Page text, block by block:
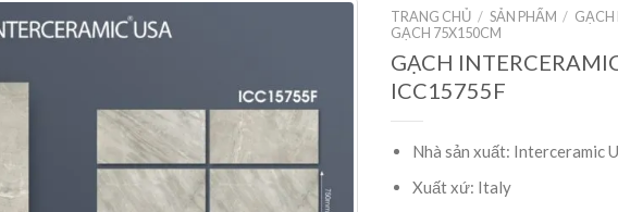
TRANG CHỦ / SẢN PHẨM / GẠCH
GẠCH 75X150CM
GẠCH
ICC15755F
Nhà sản xuất: Interceramic
Xuất xứ: Italy